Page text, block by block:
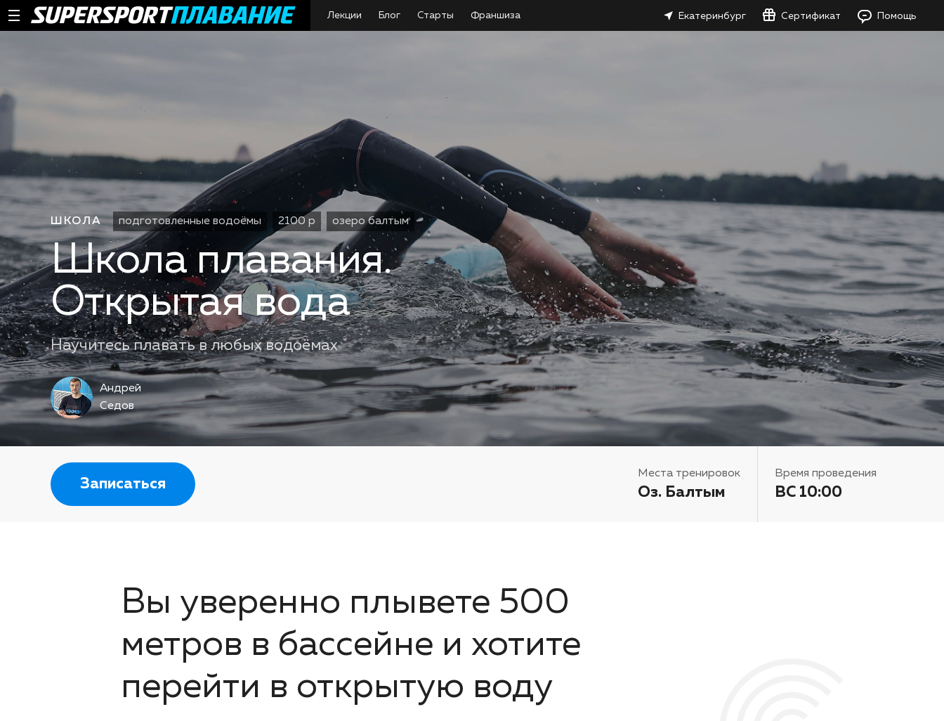
Лекции Блог Старты Франшиза Екатеринбург Сертификат Помощь
ШКОЛА подготовленные водоёмы 2100 р озеро балтым
Школа плавания.
Открытая вода
Научитесь плавать в любых водоёмах
Андрей
Седов
Записаться
Места тренировок
Оз. Балтым
Время проведения
ВС 10:00
Вы уверенно плывете 500
метров в бассейне и хотите
перейти в открытую воду